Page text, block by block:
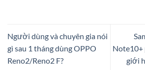
Người dùng và chuyên gia nói
gì sau 1 tháng dùng OPPO
Reno2/Reno2 F?
Note10+
giới